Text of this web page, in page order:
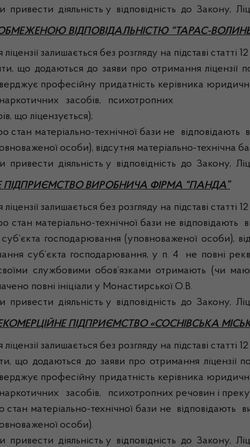
діяльність у відповідність до Закону,
ВІДПОВІДАЛЬНІСТЮ “ТАРАС-
залишається без розгляду на підставі статті
до заяви про отримання ліцензії
професійну придатність керівника
засобів, психотропних
що ліцензується);
матеріально-технічної бази не відповідають
особи), відсутня матеріально-технічна
діяльність у відповідність до Закону,
ПІДПРИЄМСТВО ВИРОБНИЧА ФІРМА “ПАНДА”
залишається без розгляду на підставі статті
матеріально-технічної бази не
суб’єкта господарювання (уповноваженої особи),
суб’єкта господарювання, у п. 4 не повні
своїми службовими обов’язками отримають (чи
повні ініціали у Монастирської О.В.
діяльність у відповідність до Закону,
ПІДПРИЄМСТВО «СОСНІВСЬКА
залишається без розгляду на підставі статті
до заяви про отримання ліцензії
професійну придатність керівника
засобів, психотропних речовин і
матеріально-технічної бази не відповідають
особи).
діяльність у відповідність до Закону,